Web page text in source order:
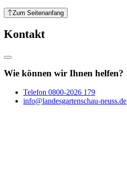
Zum Seitenanfang
Kontakt
Wie können wir Ihnen helfen?
Telefon 0800-2026 179
info@landesgartenschau-neuss.de